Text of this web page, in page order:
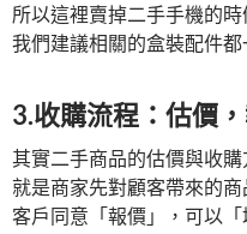
所以這裡賣掉二手手機的時
我們建議相關的盒裝配件
3.收購流程：估價
其實二手商品的估價與收購
就是商家先對顧客帶來的商
客戶同意「報價」，可以